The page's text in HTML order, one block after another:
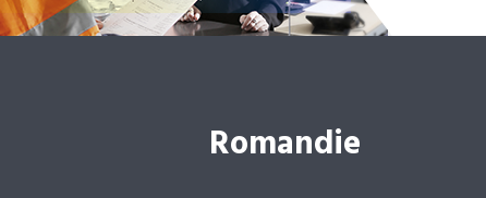
Romandie